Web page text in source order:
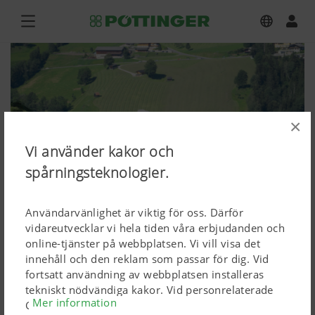
×
Vi använder kakor och
spårningsteknologier.
Användarvänlighet är viktig för oss. Därför
vidareutvecklar vi hela tiden våra erbjudanden och
online-tjänster på webbplatsen. Vi vill visa det
innehåll och den reklam som passar för dig. Vid
fortsatt användning av webbplatsen installeras
tekniskt nödvändiga kakor. Vid personrelaterade
Google Marketing-produkter installeras kakor, men
Mer information
NOVACAT F 2700 ALPIN
Ladda ned högupplösta bilder